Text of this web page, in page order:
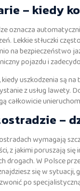
– kiedy
oznacza
Lekkie stłuczki
na bezpieczeństwo
pojazdu i
uszkodzenia są
z usług lawety.
całkowicie
–
wymagają
z jakimi poruszają
drogach. W Polsce
się w
po